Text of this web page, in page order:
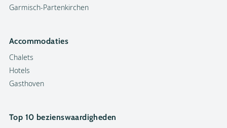
Garmisch-Partenkirchen
Accommodaties
Chalets
Hotels
Gasthoven
Top 10 bezienswaardigheden